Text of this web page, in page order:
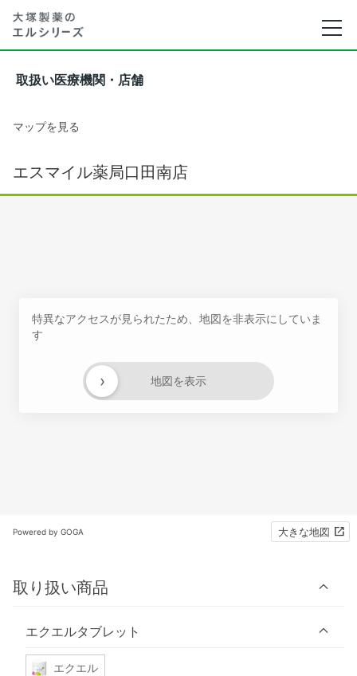
取扱い医療機関・店舗
マップを見る
エスマイル薬局口田南店
特異なアクセスが見られたため、地図を非表示にしていま
す
地図を表示
›
Powered by GOGA 大きな地図
取り扱い商品
エクエルタブレット
エクエル